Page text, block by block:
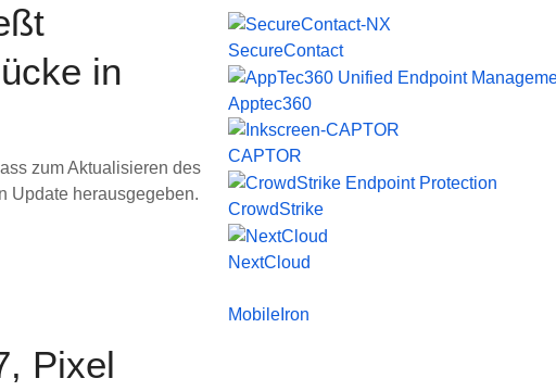
in
zum Aktualisieren des
Update herausgegeben.
Pixel
SecureContact
Apptec360
CAPTOR
CrowdStrike
NextCloud
MobileIron